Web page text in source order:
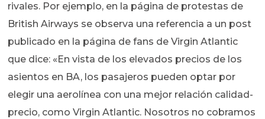
rivales. Por ejemplo, en la página de protestas de
British Airways se observa una referencia a un post
publicado en la página de fans de Virgin Atlantic
que dice: «En vista de los elevados precios de los
asientos en BA, los pasajeros pueden optar por
elegir una aerolínea con una mejor relación calidad-
precio, como Virgin Atlantic. Nosotros no cobramos